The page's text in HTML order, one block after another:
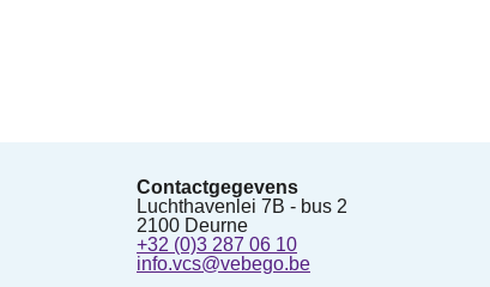
Contactgegevens
Luchthavenlei 7B - bus 2
2100 Deurne
+32 (0)3 287 06 10
info.vcs@vebego.be